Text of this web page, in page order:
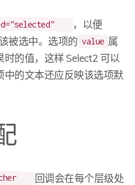
，以便
被选中。选项的 value 属
的值，这样 Select2 可以
的文本还应反映该选项默
回调会在每个层级处